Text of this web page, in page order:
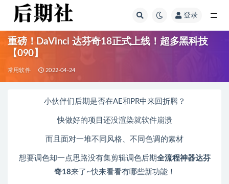
登录
重磅！DaVinci 达芬奇18正式上线！超多黑科技
【090】
常用软件 2022-04-24
小伙伴们后期是否在AE和PR中来回折腾？
快做好的项目还没渲染就软件崩溃
而且面对一堆不同风格、不同色调的素材
想要调色却一点思路没有集剪辑调色后期全流程神器达芬
奇18来了~快来看看有哪些新功能！